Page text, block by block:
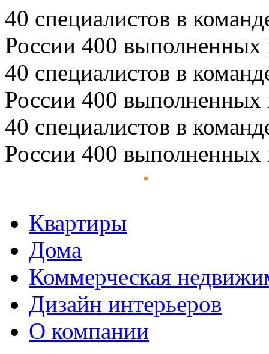
40 специалистов в
России 400 выполненных
40 специалистов в
России 400 выполненных
40 специалистов в
России 400 выполненных
Квартиры
Дома
Коммерческая
Дизайн интерьеров
О компании